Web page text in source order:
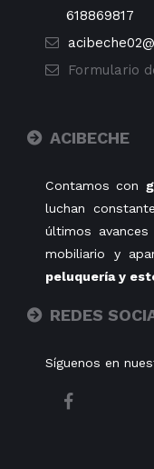
618869817
Formulario
ACIBECHE
Contamos con
luchan
últimos
mobiliario y
peluquería y
REDES
Síguenos en